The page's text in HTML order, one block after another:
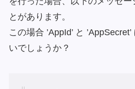
とがあります。
この場合 ’AppId’ と
いでしょうか？